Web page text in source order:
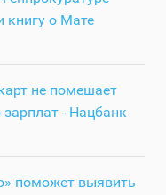
книгу о Мате
не помешает
- Нацбанк
поможет выявить